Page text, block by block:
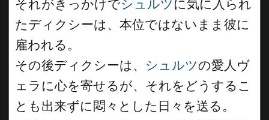
それがきっかけでシュルツ に気に入られ
たディクシーは、本位ではないまま彼に
雇われる。
その後ディクシーは、 シュルツの愛人ヴ
ェラに心を寄せるが、それをどうするこ
とも出来ずに悶々とした日々を送る。